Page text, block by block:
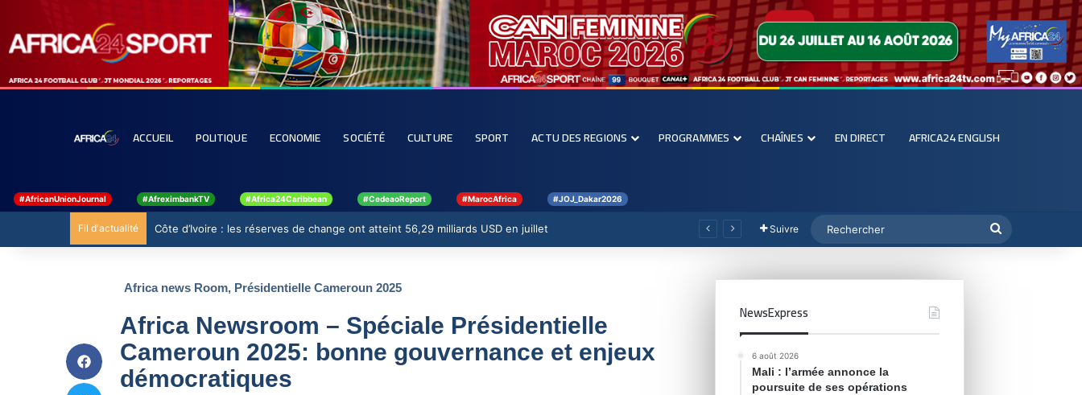
ACCUEIL POLITIQUE ECONOMIE SOCIÉTÉ CULTURE SPORT ACTU DES REGIONS PROGRAMMES CHAÎNES EN DIRECT AFRICA24 ENGLISH
#AfricanUnionJournal #AfreximbankTV #Africa24Caribbean #CedeaoReport #MarocAfrica #JOJ_Dakar2026
Fil d'actualité Côte d’Ivoire : les réserves de change ont atteint 56,29 milliards USD en juillet Suivre
Africa news Room, Présidentielle Cameroun 2025
Africa Newsroom – Spéciale Présidentielle
Cameroun 2025: bonne gouvernance et enjeux
démocratiques
NewsExpress
6 août 2026
Mali : l’armée annonce la
poursuite de ses opérations